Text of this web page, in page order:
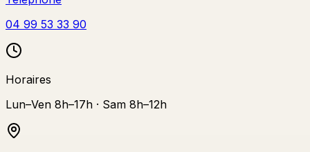
04 99 53 33 90
Horaires
Lun–Ven 8h–17h · Sam 8h–12h